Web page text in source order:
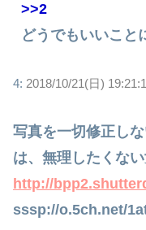
>>2
どうでもいいこと
4: 2018/10/21(日)
写真を一切修正し
は、無理したくな
http://
sssp://o.5ch.net/